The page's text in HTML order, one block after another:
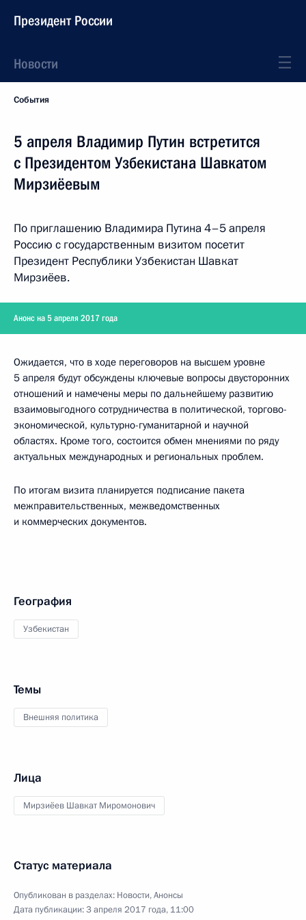
Президент России
Новости
События
5 апреля Владимир Путин встретится
с Президентом Узбекистана Шавкатом
Мирзиёевым
По приглашению Владимира Путина 4–5 апреля
Россию с государственным визитом посетит
Президент Республики Узбекистан Шавкат
Мирзиёев.
Анонс на 5 апреля 2017 года
Ожидается, что в ходе переговоров на высшем уровне
5 апреля будут обсуждены ключевые вопросы двусторонних
отношений и намечены меры по дальнейшему развитию
взаимовыгодного сотрудничества в политической, торгово-
экономической, культурно-гуманитарной и научной
областях. Кроме того, состоится обмен мнениями по ряду
актуальных международных и региональных проблем.
По итогам визита планируется подписание пакета
межправительственных, межведомственных
и коммерческих документов.
География
Узбекистан
Темы
Внешняя политика
Лица
Мирзиёев Шавкат Миромонович
Статус материала
Опубликован в разделах: Новости,Анонсы
Дата публикации:3 апреля 2017 года, 11:00